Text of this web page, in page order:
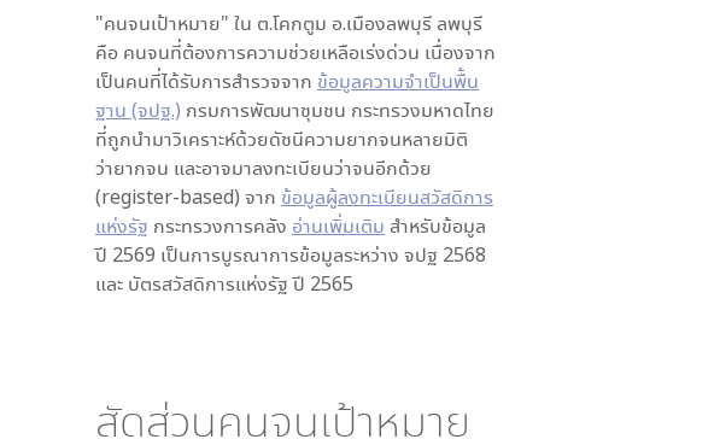
"คนจนเป้าหมาย" ใน ต.โคกตูม อ.เมืองลพบุรี ลพบุรี
คือ คนจนที่ต้องการความช่วยเหลือเร่งด่วน เนื่องจาก
เป็นคนที่ได้รับการสำรวจจาก ข้อมูลความจำเป็นพื้น
ฐาน (จปฐ.) กรมการพัฒนาชุมชน กระทรวงมหาดไทย
ที่ถูกนำมาวิเคราะห์ด้วยดัชนีความยากจนหลายมิติ
ว่ายากจน และอาจมาลงทะเบียนว่าจนอีกด้วย
(register-based) จาก ข้อมูลผู้ลงทะเบียนสวัสดิการ
แห่งรัฐ กระทรวงการคลัง อ่านเพิ่มเติม สำหรับข้อมูล
ปี 2569 เป็นการบูรณาการข้อมูลระหว่าง จปฐ 2568
และ บัตรสวัสดิการแห่งรัฐ ปี 2565
สัดส่วนคนจนเป้าหมาย